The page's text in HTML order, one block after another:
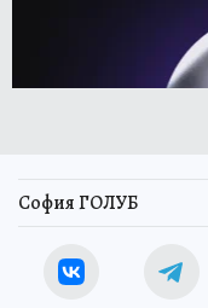
София ГОЛУБ